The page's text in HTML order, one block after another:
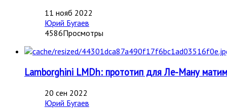
11 нояб 2022
Юрий Бугаев
4586Просмотры
Lamborghini LMDh: прототип для Ле-Ману
20 сен 2022
Юрий Бугаев